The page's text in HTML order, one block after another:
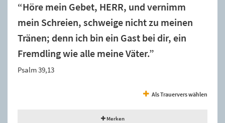
“Höre mein Gebet, HERR, und vernimm
mein Schreien, schweige nicht zu meinen
Tränen; denn ich bin ein Gast bei dir, ein
Fremdling wie alle meine Väter.”
Psalm 39,13
Als Trauervers wählen
Merken